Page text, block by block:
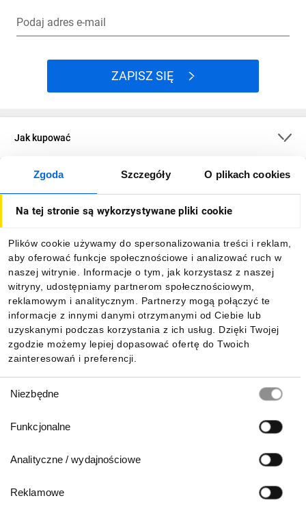
Zgoda Szczegóły O plikach cookies
Na tej stronie są wykorzystywane pliki cookie
Plików cookie używamy do spersonalizowania treści i reklam,
aby oferować funkcje społecznościowe i analizować ruch w
naszej witrynie. Informacje o tym, jak korzystasz z naszej
witryny, udostępniamy partnerom społecznościowym,
reklamowym i analitycznym. Partnerzy mogą połączyć te
informacje z innymi danymi otrzymanymi od Ciebie lub
uzyskanymi podczas korzystania z ich usług. Dzięki Twojej
zgodzie możemy lepiej dopasować ofertę do Twoich
zainteresowań i preferencji.
zgody
Niezbędne
Funkcjonalne
Analityczne / wydajnościowe
Reklamowe
Podaj adres e-mail
ZAPISZ SIĘ
Jak kupować
O firmie
Informacje
Pobierz naszą aplikację mobilną: